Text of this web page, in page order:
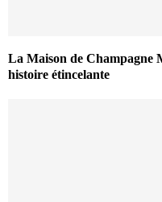
La Maison de Champagne
histoire étincelante